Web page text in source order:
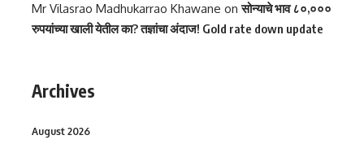
Mr Vilasrao Madhukarrao Khawane onसोन्याचे भाव ८०,०००
रुपयांच्या खाली येतील का? तज्ञांचा अंदाज! Gold rate down update
Archives
August 2026